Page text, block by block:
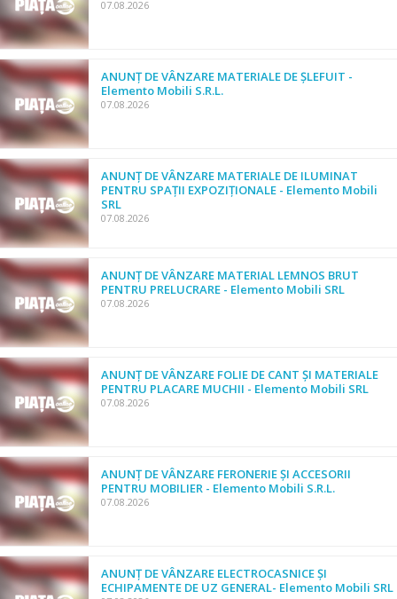
07.08.2026
ANUNȚ DE VÂNZARE MATERIALE DE ȘLEFUIT -
Elemento Mobili S.R.L.
07.08.2026
ANUNȚ DE VÂNZARE MATERIALE DE ILUMINAT
PENTRU SPAȚII EXPOZIȚIONALE - Elemento Mobili
SRL
07.08.2026
ANUNȚ DE VÂNZARE MATERIAL LEMNOS BRUT
PENTRU PRELUCRARE - Elemento Mobili SRL
07.08.2026
ANUNȚ DE VÂNZARE FOLIE DE CANT ȘI MATERIALE
PENTRU PLACARE MUCHII - Elemento Mobili SRL
07.08.2026
ANUNȚ DE VÂNZARE FERONERIE ȘI ACCESORII
PENTRU MOBILIER - Elemento Mobili S.R.L.
07.08.2026
ANUNȚ DE VÂNZARE ELECTROCASNICE ȘI
ECHIPAMENTE DE UZ GENERAL- Elemento Mobili SRL